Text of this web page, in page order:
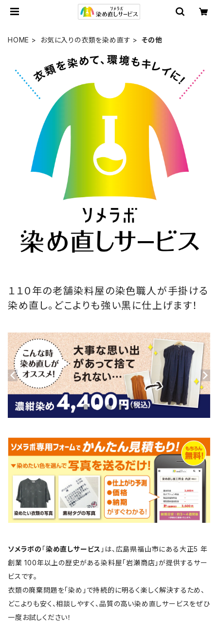
HOME お気に入りの衣類を染め直す その他
１１０年の老舗染料屋の染色職人が手掛ける
染め直し。どこよりも強い黒に仕上げます！
ソメラボの 「染め直しサービス 」は、広島県福山市にある大正5 年
創業 100年以上の歴史がある染料屋「岩瀬商店」が提供するサー
ビスです。
衣類の廃棄問題を「染め」で持続的に明るく楽しく解決するため、
どこよりも安く、相談しやすく、品質の高い染め直しサービスをぜひ
一度お試しください！